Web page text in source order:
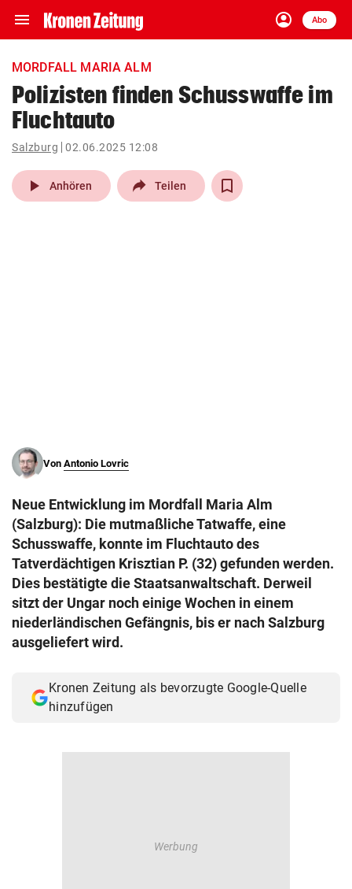
menu Navigation
ein-/ausklappen
account_circle
Anmelden
Abo
close Schließen
account_circle Anmelden
pin_drop
Wien arrow_right
MORDFALL MARIA ALM
Polizisten finden Schusswaffe im
Fluchtauto
Salzburg 02.06.2025 12:08
play_arrow Anhören Teilen
Von Antonio Lovric
Neue Entwicklung im Mordfall Maria Alm
(Salzburg): Die mutmaßliche Tatwaffe, eine
Schusswaffe, konnte im Fluchtauto des
Tatverdächtigen Krisztian P. (32) gefunden werden.
Dies bestätigte die Staatsanwaltschaft. Derweil
sitzt der Ungar noch einige Wochen in einem
niederländischen Gefängnis, bis er nach Salzburg
ausgeliefert wird.
Kronen Zeitung als bevorzugte Google-Quelle
hinzufügen